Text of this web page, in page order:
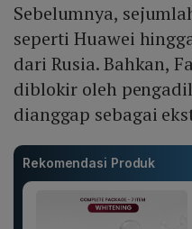
Sebelumnya,
seperti Huawei
dari Rusia. Bahkan,
diblokir oleh
dianggap sebagai
Rekomendasi Produk